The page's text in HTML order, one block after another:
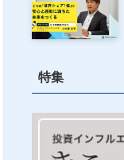
特集